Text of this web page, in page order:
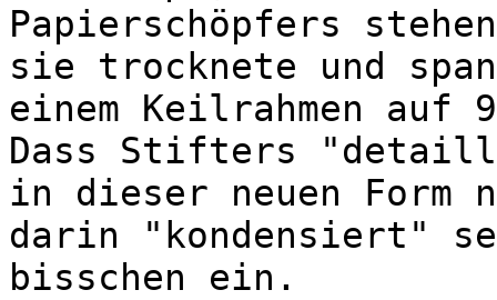
Papierschöpfers
sie trocknete und
einem Keilrahmen auf
Dass Stifters
in dieser neuen Form
darin "kondensiert"
bisschen ein.